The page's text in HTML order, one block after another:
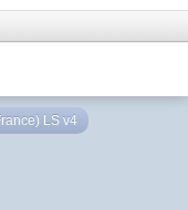
LS v4